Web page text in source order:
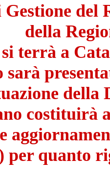
del
della
si terrà a
sarà
della
costituirà
per quanto